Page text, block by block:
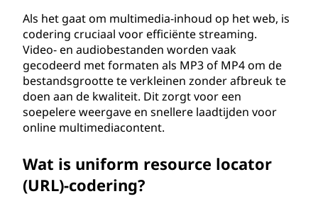
Als het gaat om multimedia-inhoud op het web, is
codering cruciaal voor efficiënte streaming.
Video- en audiobestanden worden vaak
gecodeerd met formaten als MP3 of MP4 om de
bestandsgrootte te verkleinen zonder afbreuk te
doen aan de kwaliteit. Dit zorgt voor een
soepelere weergave en snellere laadtijden voor
online multimediacontent.
Wat is uniform resource locator
(URL)-codering?